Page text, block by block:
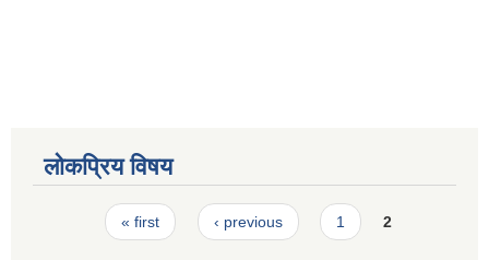
लोकप्रिय विषय
Pages« first ‹ previous 1 2